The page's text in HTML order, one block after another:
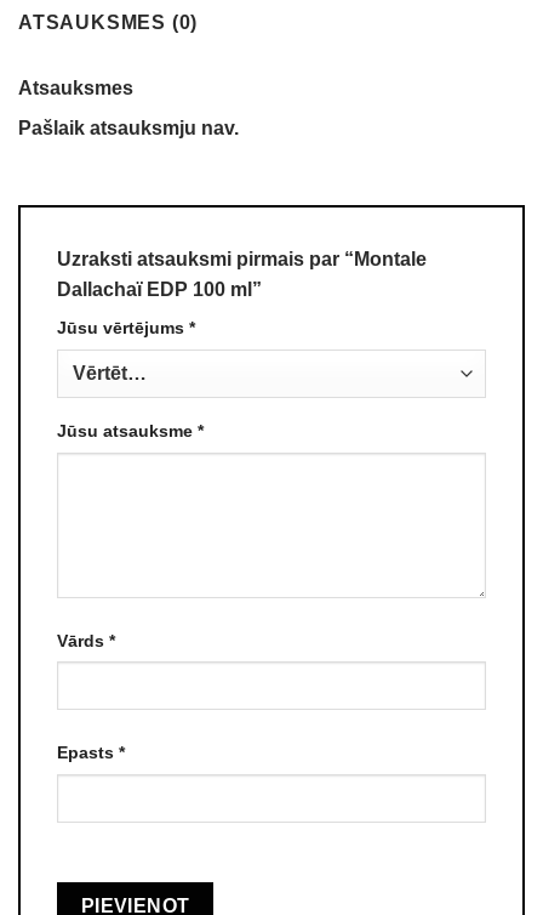
ATSAUKSMES (0)
Atsauksmes
Pašlaik atsauksmju nav.
Uzraksti atsauksmi pirmais par “Montale
Dallachaï EDP 100 ml”
Jūsu vērtējums *
Jūsu atsauksme *
Vārds *
Epasts *